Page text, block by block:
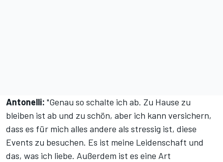
Antonelli: "Genau so schalte ich ab. Zu Hause zu
bleiben ist ab und zu schön, aber ich kann versichern,
dass es für mich alles andere als stressig ist, diese
Events zu besuchen. Es ist meine Leidenschaft und
das, was ich liebe. Außerdem ist es eine Art